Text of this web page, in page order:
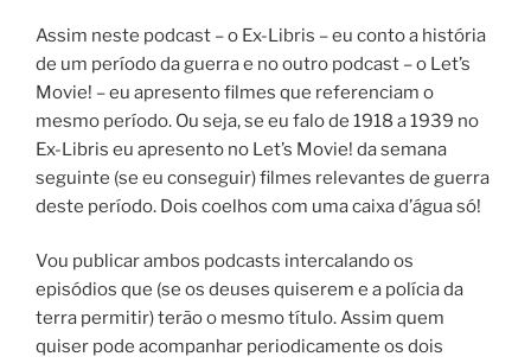
Assim neste podcast – o Ex-Libris – eu conto a história
de um período da guerra e no outro podcast – o Let’s
Movie! – eu apresento filmes que referenciam o
mesmo período. Ou seja, se eu falo de 1918 a 1939 no
Ex-Libris eu apresento no Let’s Movie! da semana
seguinte (se eu conseguir) filmes relevantes de guerra
deste período. Dois coelhos com uma caixa d’água só!
Vou publicar ambos podcasts intercalando os
episódios que (se os deuses quiserem e a polícia da
terra permitir) terão o mesmo título. Assim quem
quiser pode acompanhar periodicamente os dois